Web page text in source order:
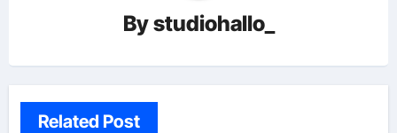
Bystudiohallo_
Related Post